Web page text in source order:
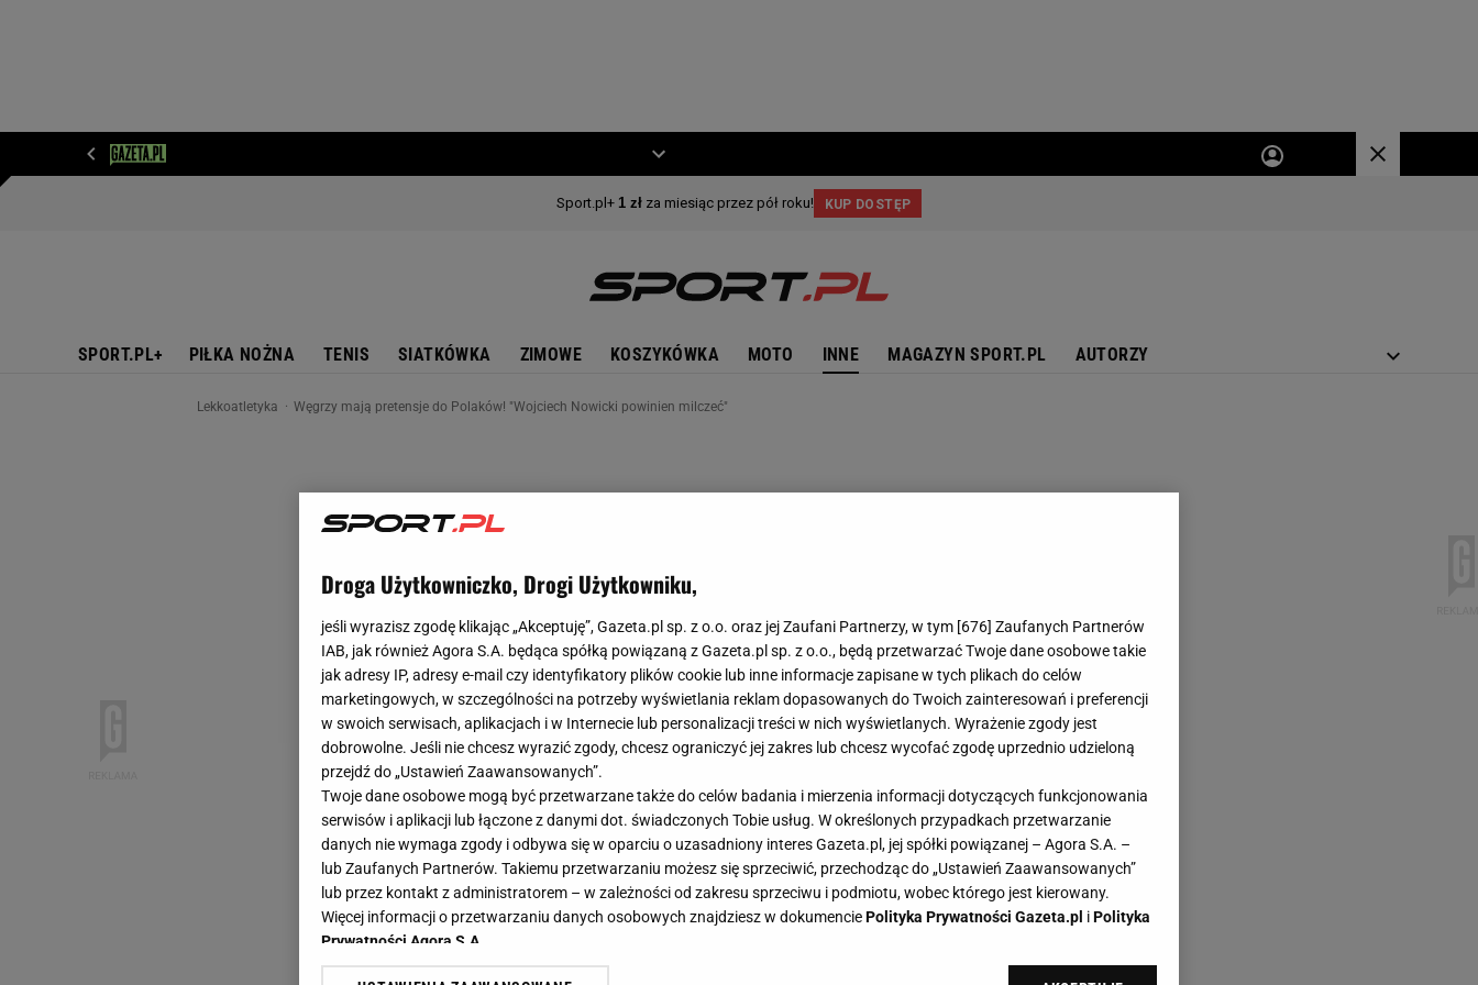
SPORT.PL+ PIŁKA NOŻNA TENIS SIATKÓWKA ZIMOWE KOSZYKÓWKA MOTO INNE MAGAZYN SPORT.PL AUTORZY
Lekkoatletyka Węgrzy mają pretensje do Polaków! "Wojciech Nowicki powinien milczeć"
Droga Użytkowniczko, Drogi Użytkowniku,
jeśli wyrazisz zgodę klikając „Akceptuję”, Gazeta.pl sp. z o.o. oraz jej Zaufani Partnerzy, w tym [676] Zaufanych Partnerów
IAB, jak również Agora S.A. będąca spółką powiązaną z Gazeta.pl sp. z o.o., będą przetwarzać Twoje dane osobowe takie
jak adresy IP, adresy e-mail czy identyfikatory plików cookie lub inne informacje zapisane w tych plikach do celów
marketingowych, w szczególności na potrzeby wyświetlania reklam dopasowanych do Twoich zainteresowań i preferencji
w swoich serwisach, aplikacjach i w Internecie lub personalizacji treści w nich wyświetlanych. Wyrażenie zgody jest
dobrowolne. Jeśli nie chcesz wyrazić zgody, chcesz ograniczyć jej zakres lub chcesz wycofać zgodę uprzednio udzieloną
przejdź do „Ustawień Zaawansowanych”.
Twoje dane osobowe mogą być przetwarzane także do celów badania i mierzenia informacji dotyczących funkcjonowania
serwisów i aplikacji lub łączone z danymi dot. świadczonych Tobie usług. W określonych przypadkach przetwarzanie
danych nie wymaga zgody i odbywa się w oparciu o uzasadniony interes Gazeta.pl, jej spółki powiązanej – Agora S.A. –
lub Zaufanych Partnerów. Takiemu przetwarzaniu możesz się sprzeciwić, przechodząc do „Ustawień Zaawansowanych”
lub przez kontakt z administratorem – w zależności od zakresu sprzeciwu i podmiotu, wobec którego jest kierowany.
Więcej informacji o przetwarzaniu danych osobowych znajdziesz w dokumenciePolityka Prywatności Gazeta.pl iPolityka
Prywatności Agora S.A.